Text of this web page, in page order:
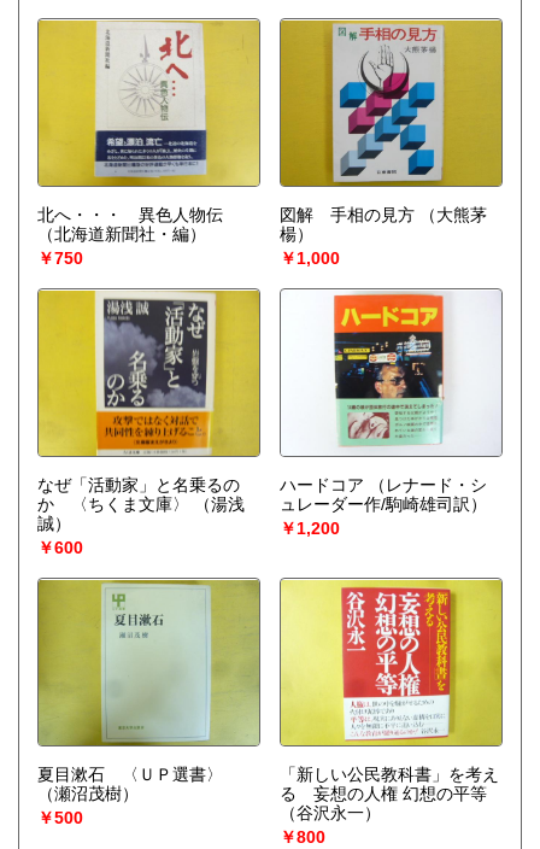
北へ・・・ 異色人物伝
（北海道新聞社・編）
￥750
図解 手相の見方
（大熊茅
楊）
￥1,000
なぜ「活動家」と名乗るの
か 〈ちくま文庫〉
（湯浅
誠）
￥600
ハードコア
（レナード・シ
ュレーダー作/駒崎雄司訳）
￥1,200
夏目漱石 〈ＵＰ選書〉
（瀬沼茂樹）
￥500
「新しい公民教科書」を考え
る 妄想の人権 幻想の平等
（谷沢永一）
￥800